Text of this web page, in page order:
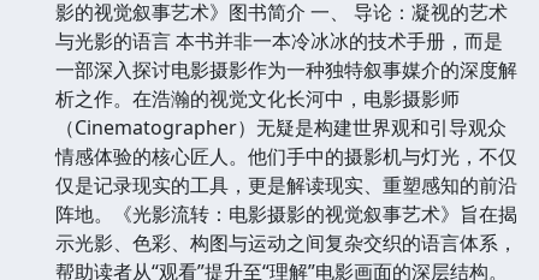
影的视觉叙事艺术》图书简介 一、 导论：凝视的艺术
与光影的语言 本书并非一本冷冰冰的技术手册，而是
一部深入探讨电影摄影作为一种独特叙事媒介的深度解
析之作。在浩瀚的视觉文化长河中，电影摄影师
（Cinematographer）无疑是构建世界观和引导观众
情感体验的核心匠人。他们手中的摄影机与灯光，不仅
仅是记录现实的工具，更是解读现实、重塑感知的前沿
阵地。《光影流转：电影摄影的视觉叙事艺术》旨在揭
示光影、色彩、构图与运动之间复杂交织的语言体系，
帮助读者从“观看”提升至“理解”电影画面的深层结构。